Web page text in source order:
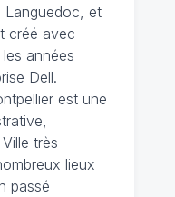
Languedoc, et
créé avec
années
Dell.
est une
très
lieux
passé